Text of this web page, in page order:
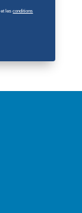
et lesconditions